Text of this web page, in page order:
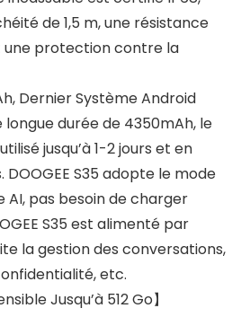
de 1,5 m, une résistance
une protection contre la
Dernier Système Android
longue durée de 4350mAh, le
jusqu’à 1-2 jours et en
DOOGEE S35 adopte le mode
AI, pas besoin de charger
S35 est alimenté par
la gestion des conversations,
etc.
Jusqu’à 512 Go】